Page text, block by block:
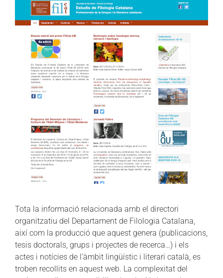
Tota la informació relacionada amb el directori
organitzatiu del Departament de Filologia Catalana,
així com la producció que aquest genera (publicacions,
tesis doctorals, grups i projectes de recerca…) i els
actes i notícies de l’àmbit lingüístic i literari català, es
troben recollits en aquest web. La complexitat del